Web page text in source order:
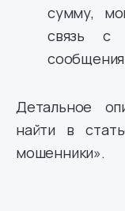
сумму,
связь с
Детальное
найти в
мошенники».